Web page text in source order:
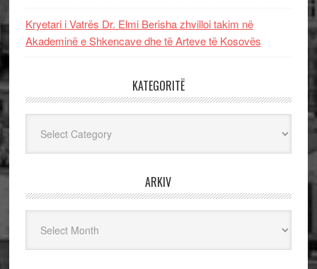
Kryetari i Vatrës Dr. Elmi Berisha zhvilloi takim në
Akademinë e Shkencave dhe të Arteve të Kosovës
KATEGORITË
ARKIV